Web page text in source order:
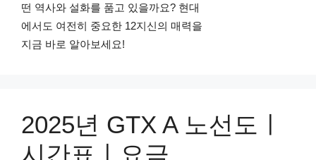
떤 역사와 설화를 품고 있을까요? 현대
에서도 여전히 중요한 12지신의 매력을
지금 바로 알아보세요!
2025년 GTX A 노선도ㅣ
시간표ㅣ요금